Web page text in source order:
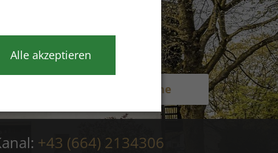
Rathaus online
+43 (664) 2134306
Alle akzeptieren